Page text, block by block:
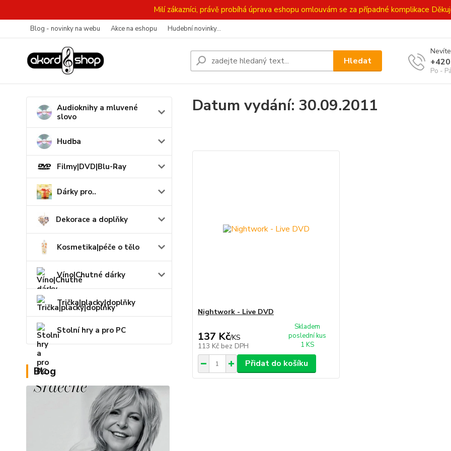
Milí zákazníci, právě probíhá úprava eshopu omlouvám se za případné komplikace
Blog - novinky na webu Akce na eshopu Hudební novinky...
Hledat
Po -
Audioknihy a mluvené
slovo
Hudba
Filmy|DVD|Blu-Ray
Dárky pro..
Dekorace a doplňky
Kosmetika|péče o tělo
Víno|Chutné dárky
Trička|placky|doplňky
Stolní hry a pro PC
Blog
Datum vydání: 30.09.2011
Nightwork - Live DVD
137 Kč/KS
113 Kč bez DPH
Skladem
poslední kus
1 KS
Přidat do košíku